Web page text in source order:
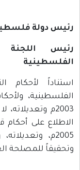
رئيس دولة
رئيس اللجنة
الفلسطينية
استناداً لأحكام
الفلسطينية،
2005م،
وتحقيقاً للمصلحة